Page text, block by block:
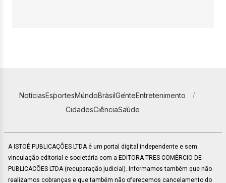
NotíciasEsportesMundoBrasilGenteEntretenimento
CidadesCiênciaSaúde
A ISTOÉ PUBLICAÇÕES LTDA é um portal digital independente e sem
vinculação editorial e societária com a EDITORA TRES COMÉRCIO DE
PUBLICACÕES LTDA (recuperação judicial). Informamos também que não
realizamos cobranças e que também não oferecemos cancelamento do